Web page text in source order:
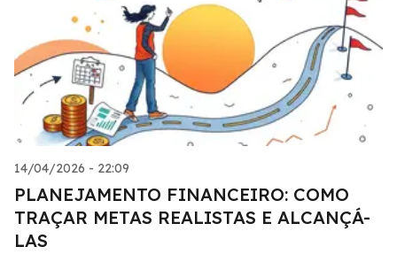
14/04/2026 - 22:09
PLANEJAMENTO FINANCEIRO: COMO
TRAÇAR METAS REALISTAS E ALCANÇÁ-
LAS